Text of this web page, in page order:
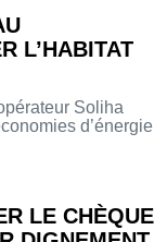
L’HABITAT
Soliha
d’énergie
LE CHÈQUE